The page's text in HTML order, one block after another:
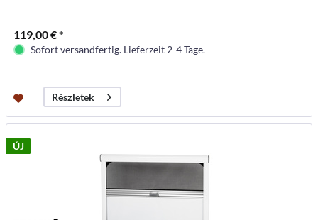
119,00 € *
Sofort versandfertig. Lieferzeit 2-4 Tage.
Részletek
ÚJ